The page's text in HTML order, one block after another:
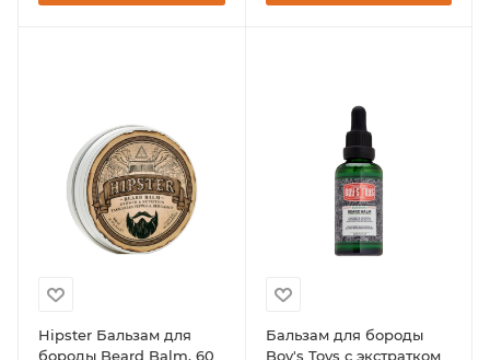
Hipster Бальзам для
бороды Beard Balm, 60
Бальзам для бороды
Boy's Toys с экстратком